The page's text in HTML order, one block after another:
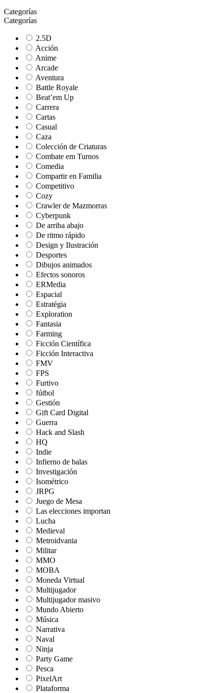
Categorías
Categorías
2.5D
Acción
Anime
Arcade
Aventura
Battle Royale
Beat’em Up
Carrera
Cartas
Casual
Caza
Colección de Criaturas
Combate em Turnos
Comedia
Compartir en Familia
Competitivo
Cozy
Crawler de Mazmorras
Cyberpunk
De arriba abajo
De ritmo rápido
Design y Ilustración
Desportes
Dibujos animados
Efectos sonoros
ERMedia
Espacial
Estratégia
Exploration
Fantasia
Farming
Ficción Científica
Ficción Interactiva
FMV
FPS
Furtivo
fútbol
Gestión
Gift Card Digital
Guerra
Hack and Slash
HQ
Indie
Infierno de balas
Investigación
Isométrico
JRPG
Juego de Mesa
Las elecciones importan
Lucha
Medieval
Metroidvania
Militar
MMO
MOBA
Moneda Virtual
Multijugador
Multijugador masivo
Mundo Abierto
Música
Narrativa
Naval
Ninja
Party Game
Pesca
PixelArt
Plataforma